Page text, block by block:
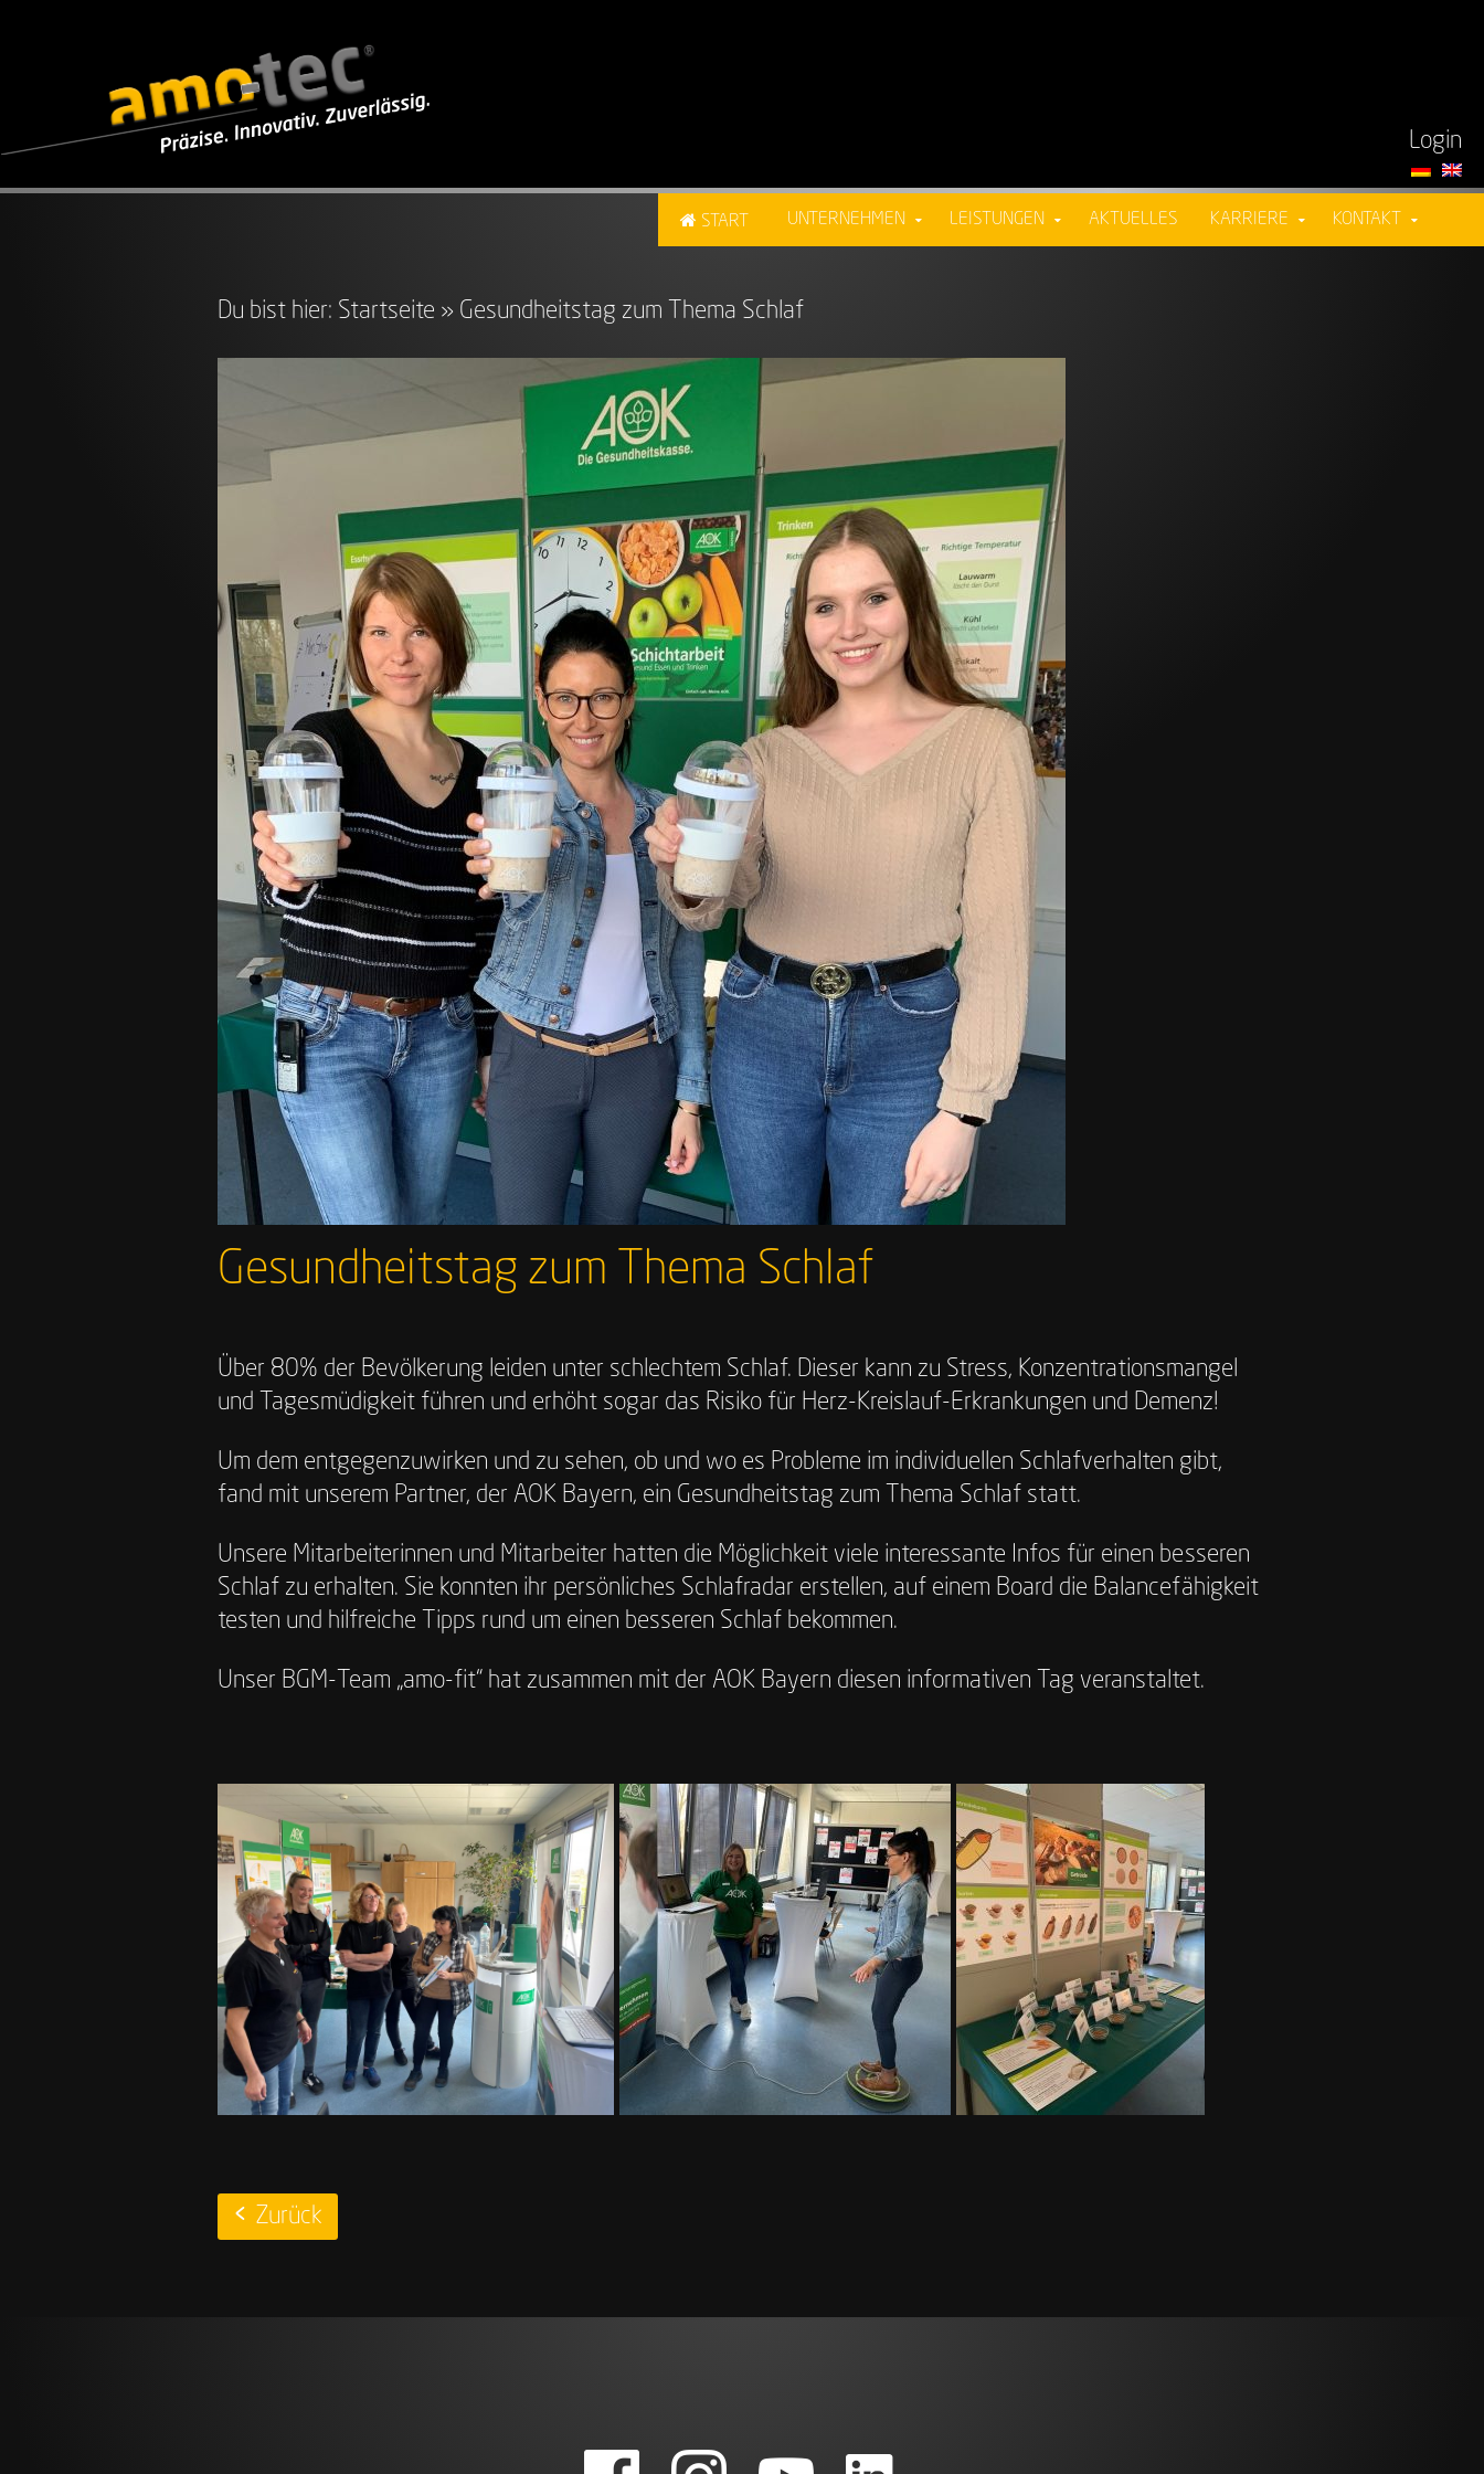
Login
START UNTERNEHMEN LEISTUNGEN AKTUELLES KARRIERE KONTAKT
Du bist hier: Startseite » Gesundheitstag zum Thema Schlaf
Gesundheitstag zum Thema Schlaf
Über 80% der Bevölkerung leiden unter schlechtem Schlaf. Dieser kann zu Stress, Konzentrationsmangel
und Tagesmüdigkeit führen und erhöht sogar das Risiko für Herz-Kreislauf-Erkrankungen und Demenz!
Um dem entgegenzuwirken und zu sehen, ob und wo es Probleme im individuellen Schlafverhalten gibt,
fand mit unserem Partner, der AOK Bayern, ein Gesundheitstag zum Thema Schlaf statt.
Unsere Mitarbeiterinnen und Mitarbeiter hatten die Möglichkeit viele interessante Infos für einen besseren
Schlaf zu erhalten. Sie konnten ihr persönliches Schlafradar erstellen, auf einem Board die Balancefähigkeit
testen und hilfreiche Tipps rund um einen besseren Schlaf bekommen.
Unser BGM-Team „amo-fit“ hat zusammen mit der AOK Bayern diesen informativen Tag veranstaltet.
Zurück